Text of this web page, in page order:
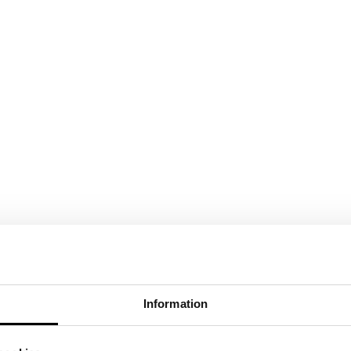
Information